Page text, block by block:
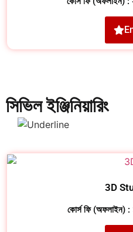
সিভিল ইঞ্জিনিয়ারিং
3D
কোর্স ফি (অফলাইন) :